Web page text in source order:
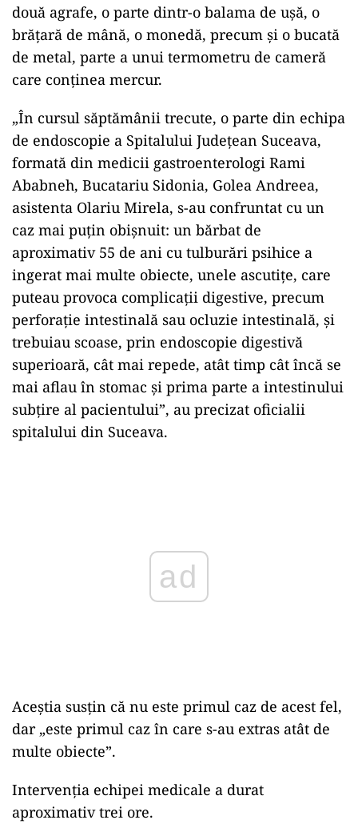
două agrafe, o parte dintr-o balama de uşă, o
brăţară de mână, o monedă, precum şi o bucată
de metal, parte a unui termometru de cameră
care conţinea mercur.
„În cursul săptămânii trecute, o parte din echipa
de endoscopie a Spitalului Judeţean Suceava,
formată din medicii gastroenterologi Rami
Ababneh, Bucatariu Sidonia, Golea Andreea,
asistenta Olariu Mirela, s-au confruntat cu un
caz mai puţin obişnuit: un bărbat de
aproximativ 55 de ani cu tulburări psihice a
ingerat mai multe obiecte, unele ascutiţe, care
puteau provoca complicaţii digestive, precum
perforaţie intestinală sau ocluzie intestinală, şi
trebuiau scoase, prin endoscopie digestivă
superioară, cât mai repede, atât timp cât încă se
mai aflau în stomac şi prima parte a intestinului
subţire al pacientului”, au precizat oficialii
spitalului din Suceava.
Aceştia susţin că nu este primul caz de acest fel,
dar „este primul caz în care s-au extras atât de
multe obiecte”.
Intervenţia echipei medicale a durat
aproximativ trei ore.